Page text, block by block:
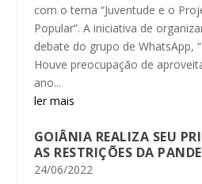
com o tema “Juventude e o
Popular”. A iniciativa de
debate do grupo de WhatsApp,
Houve preocupação de
ano...
ler mais
GOIÂNIA REALIZA SEU
AS RESTRIÇÕES DA
24/06/2022